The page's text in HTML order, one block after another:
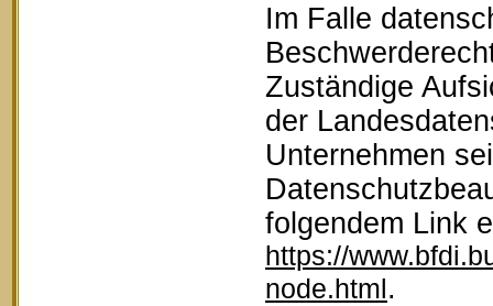
Im Falle
Zuständige
der
Unternehmen
folgendem Link
https://
node.html.